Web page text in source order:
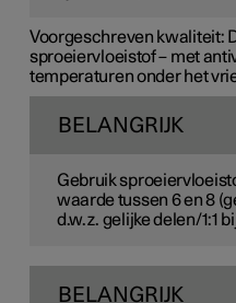
Voorgeschreven kwaliteit:
sproeiervloeistof – met
temperaturen onder het
BELANGRIJK
Gebruik
waarde tussen 6 en 8
d.w.z. gelijke delen/1:1
BELANGRIJK